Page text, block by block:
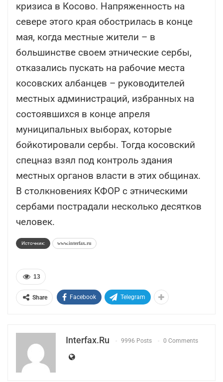
кризиса в Косово. Напряженность на
севере этого края обострилась в конце
мая, когда местные жители – в
большинстве своем этнические сербы,
отказались пускать на рабочие места
косовских албанцев – руководителей
местных администраций, избранных на
состоявшихся в конце апреля
муниципальных выборах, которые
бойкотировали сербы. Тогда косовский
спецназ взял под контроль здания
местных органов власти в этих общинах.
В столкновениях КФОР с этническими
сербами пострадали несколько десятков
человек.
Источник: www.interfax.ru
13
Share Facebook Telegram
Interfax.ru 9996 Posts 0 Comments